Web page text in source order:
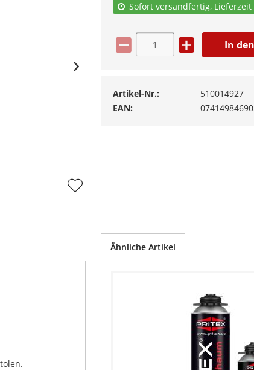
Sofort versandfertig, Lieferzeit
In den
Artikel-Nr.:
510014927
EAN:
Ähnliche Artikel